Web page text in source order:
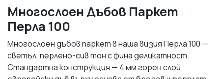
Многослоен Дъбов Паркет
Перла 100
Многослоен дъбов паркет в наша визия Перла 100 —
светъл, перлено-сив тон с фина деликатност.
Стандартна конструкция — 4 мм горен слой